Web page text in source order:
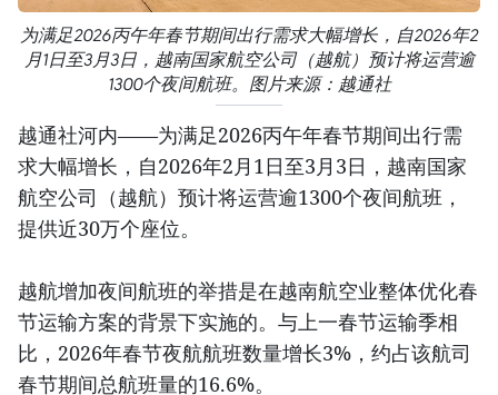
为满足2026丙午年春节期间出行需求大幅增长，自2026年2
月1日至3月3日，越南国家航空公司（越航）预计将运营逾
1300个夜间航班。图片来源：越通社
越通社河内——为满足2026丙午年春节期间出行需
求大幅增长，自2026年2月1日至3月3日，越南国家
航空公司（越航）预计将运营逾1300个夜间航班，
提供近30万个座位。
越航增加夜间航班的举措是在越南航空业整体优化春
节运输方案的背景下实施的。与上一春节运输季相
比，2026年春节夜航航班数量增长3%，约占该航司
春节期间总航班量的16.6%。